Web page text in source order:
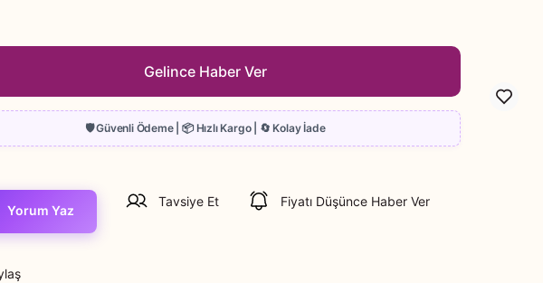
Gelince Haber Ver
Yorum Yaz
Tavsiye Et Fiyatı Düşünce Haber Ver